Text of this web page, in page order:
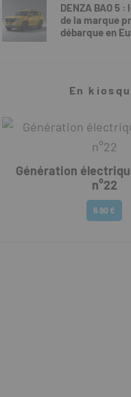
DENZA BAO 5
de la marque
débarque en
En
Génération
n°22
6.90 €